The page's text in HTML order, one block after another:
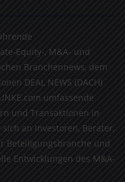
Equity-, M&A- und
Branchennews, dem
DEAL NEWS (DACH)
umfassende
und Transaktionen in
an Investoren, Berater,
Beteiligungsbranche und
Entwicklungen des M&A-